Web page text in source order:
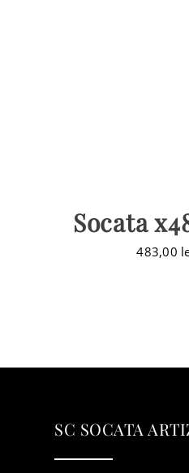
Socata
483,00
SC SOCATA